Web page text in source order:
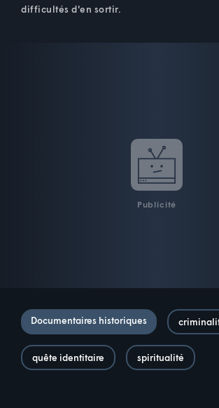
difficultés d'en sortir.
Publicité
Documentaires historiques
quête identitaire spiritualité